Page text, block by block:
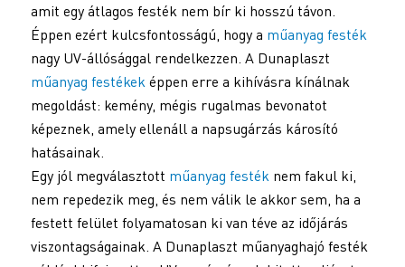
amit egy átlagos festék nem bír ki hosszú távon.
Éppen ezért kulcsfontosságú, hogy a műanyag festék
nagy UV-állósággal rendelkezzen. A Dunaplaszt
műanyag festékek éppen erre a kihívásra kínálnak
megoldást: kemény, mégis rugalmas bevonatot
képeznek, amely ellenáll a napsugárzás károsító
hatásainak.
Egy jól megválasztott műanyag festék nem fakul ki,
nem repedezik meg, és nem válik le akkor sem, ha a
festett felület folyamatosan ki van téve az időjárás
viszontagságainak. A Dunaplaszt műanyaghajó festék